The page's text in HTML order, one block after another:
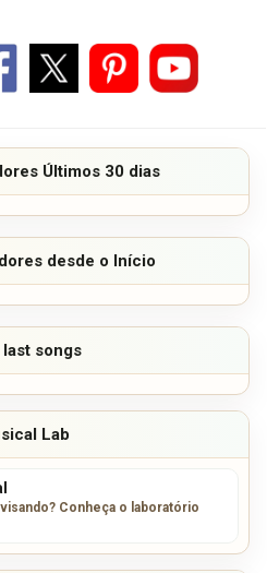
Últimos 30 dias
desde o Início
songs
Lab
Conheça o laboratório